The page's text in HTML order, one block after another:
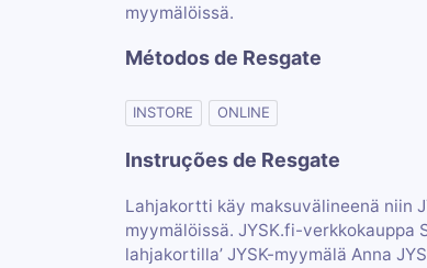
myymälöissä.
Métodos de Resgate
INSTORE ONLINE
Instruções de Resgate
Lahjakortti käy maksuvälineenä niin
myymälöissä. JYSK.fi-verkkokauppa
lahjakortilla’ JYSK-myymälä Anna